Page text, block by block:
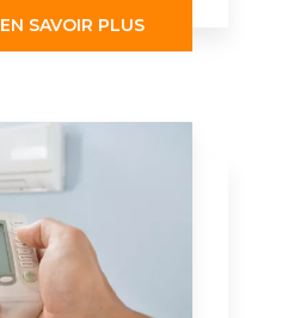
EN SAVOIR PLUS